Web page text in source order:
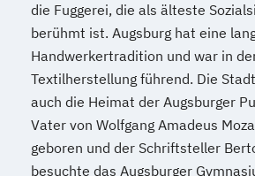
die Fuggerei, die als älteste
berühmt ist. Augsburg hat eine
Handwerkertradition und war in
Textilherstellung führend. Die
auch die Heimat der Augsburger
Vater von Wolfgang Amadeus
geboren und der Schriftsteller
besuchte das Augsburger